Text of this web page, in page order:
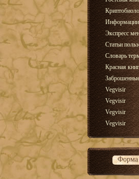
Информации
Экспресс
Статьи
Словарь
Красная
Vegvisir
Vegvisir
Vegvisir
Vegvisir
Форма